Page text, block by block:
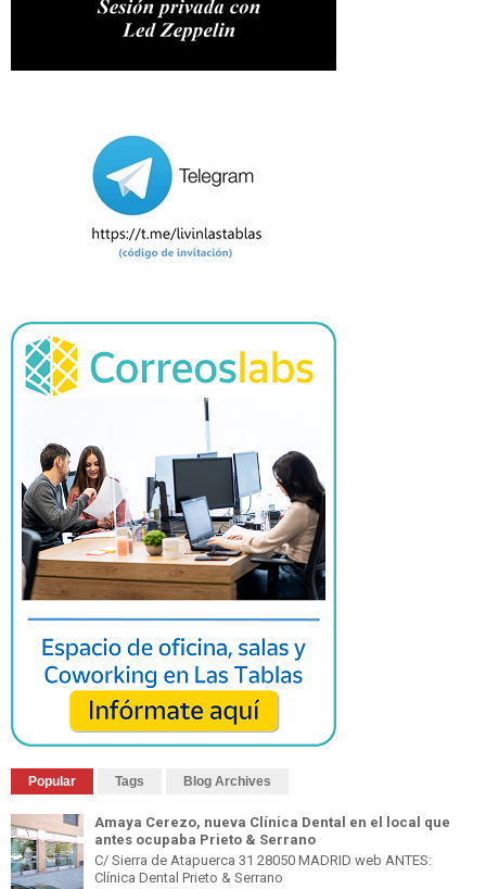
Popular Tags Blog Archives
Amaya Cerezo, nueva Clínica Dental en el local que
antes ocupaba Prieto & Serrano
C/ Sierra de Atapuerca 31 28050 MADRID web ANTES:
Clínica Dental Prieto & Serrano